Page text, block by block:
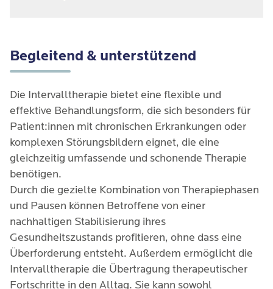
bearbeitet werden müssen, ist eine Intervalltherapie
schnell Unterstützung zu erhalten
Veränderungen im Leben (z. B. neuer Job, Umzug,
Änderungen der Familienkonstellation) kann eine
bewältigen und den Übergang zu erleichtern.
Begleitend & unterstützend
Die Intervalltherapie bietet eine flexible und
effektive Behandlungsform, die sich besonders für
Patient:innen mit chronischen Erkrankungen oder
komplexen Störungsbildern eignet, die eine
gleichzeitig umfassende und schonende Therapie
benötigen.
Durch die gezielte Kombination von Therapiephasen
und Pausen können Betroffene von einer
nachhaltigen Stabilisierung ihres
Gesundheitszustands profitieren, ohne dass eine
Überforderung entsteht. Außerdem ermöglicht die
Intervalltherapie die Übertragung therapeutischer
Fortschritte in den Alltag. Sie kann sowohl